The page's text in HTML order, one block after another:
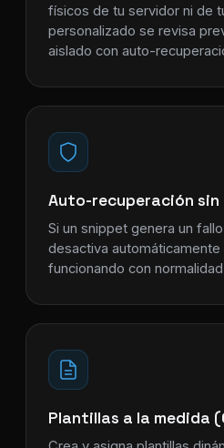
físicos de tu servidor ni de
personalizado se revisa
aislado con auto-
Auto-recuperación sin
Si un snippet genera un
desactiva automáticamente
funcionando con
Plantillas a la medida